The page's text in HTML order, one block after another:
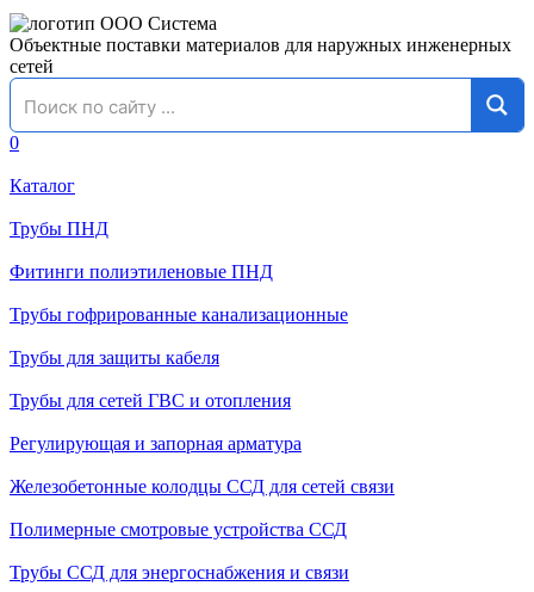
Объектные поставки материалов для наружных инженерных
сетей
0
Каталог
Трубы ПНД
Фитинги полиэтиленовые ПНД
Трубы гофрированные канализационные
Трубы для защиты кабеля
Трубы для сетей ГВС и отопления
Регулирующая и запорная арматура
Железобетонные колодцы ССД для сетей связи
Полимерные смотровые устройства ССД
Трубы ССД для энергоснабжения и связи